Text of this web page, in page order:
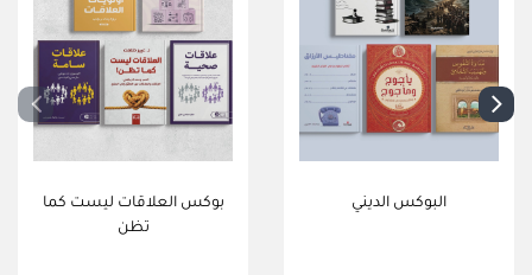
بوكس العلاقات ليست كما
تظن
البوكس الديني